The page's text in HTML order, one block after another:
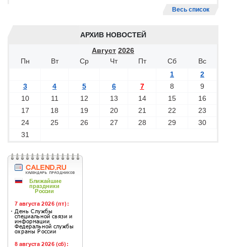
Весь список
АРХИВ НОВОСТЕЙ
Август 2026
Пн
Вт Ср Чт Пт Сб
Вс
1
2
3
4 5 6 7 8
9
10
11 12 13 14 15
16
17
18 19 20 21 22
23
24
25 26 27 28 29
30
31